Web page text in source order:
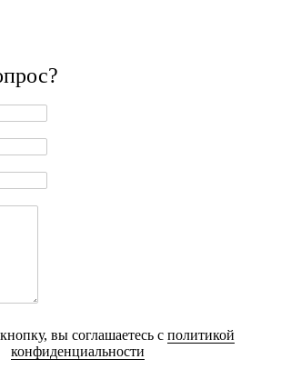
вы соглашаетесь с политикой
конфиденциальности